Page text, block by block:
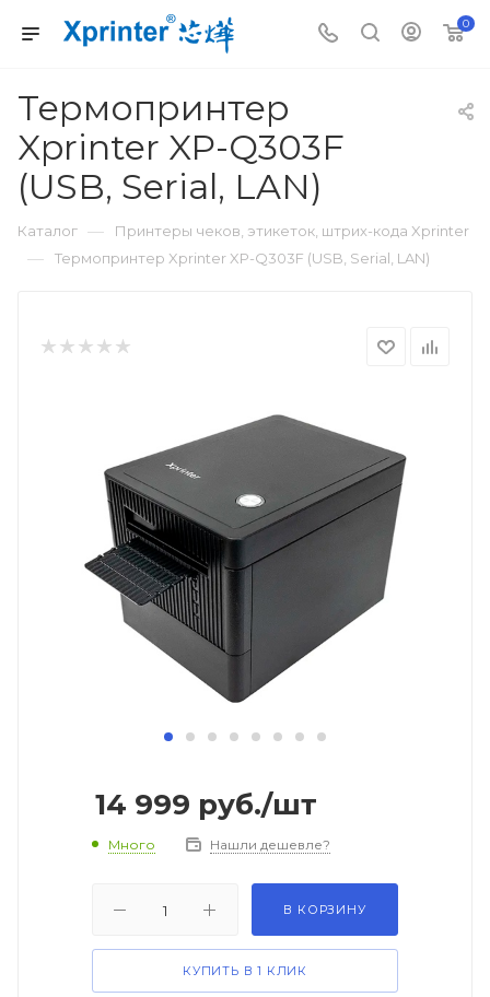
0
Термопринтер
Xprinter XP-Q303F
(USB, Serial, LAN)
Каталог — Принтеры чеков, этикеток, штрих-кода Xprinter
— Термопринтер Xprinter XP-Q303F (USB, Serial, LAN)
14 999 руб./шт
Много Нашли дешевле?
В КОРЗИНУ
КУПИТЬ В 1 КЛИК